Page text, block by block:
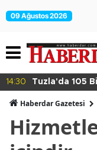
09 Ağustos 2026
14:30 Tuzla'da 105
Haberdar Gazetesi